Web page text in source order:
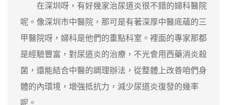
在深圳呀，有好幾家治尿道炎很不錯的婦科醫院
呢。像深圳市中醫院，那可是有著深厚中醫底蘊的三
甲醫院呀，婦科是他們的重點科室。裡面的專家那都
是經驗豐富，對尿道炎的治療，不光會用西藥消炎殺
菌，還能結合中醫的調理辦法，從整體上改善咱們身
體的內環境，增強抵抗力，減少尿道炎復發的幾率
呢。